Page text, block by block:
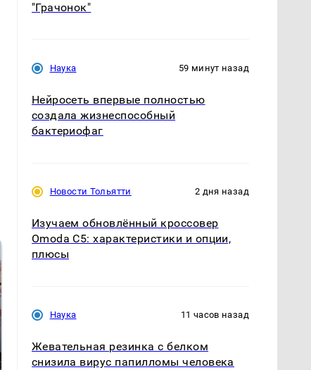
"Грачонок"
Наука 59 минут назад
Нейросеть впервые полностью
создала жизнеспособный
бактериофаг
Новости Тольятти 2 дня назад
Изучаем обновлённый кроссовер
Omoda C5: характеристики и опции,
плюсы
Наука 11 часов назад
Жевательная резинка с белком
снизила вирус папилломы человека